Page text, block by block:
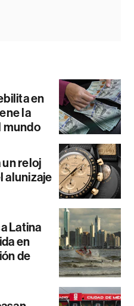
en
la
mundo
reloj
alunizaje
Latina
en
de